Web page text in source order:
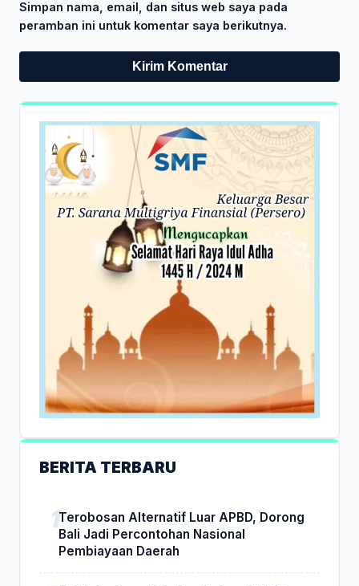
Simpan nama, email, dan situs web saya pada
peramban ini untuk komentar saya berikutnya.
BERITA TERBARU
Terobosan Alternatif Luar APBD, Dorong
Bali Jadi Percontohan Nasional
Pembiayaan Daerah